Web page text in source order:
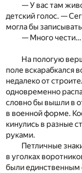
— У вас там
детский голос. —
могла бы
— Много чести…
На пологую
поле вскарабкался
недалеко от
одновременно
словно бы вышли в
в военной форме.
кинулись в разные
руками.
Петличные
в уголках
были единственным